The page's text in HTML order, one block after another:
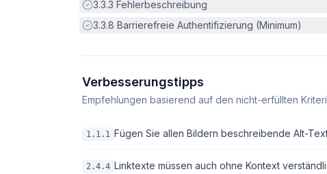
Erfüllt:
3.3.3 Fehlerbeschreibung
Erfüllt:
3.3.8 Barrierefreie Authentifizierung (Minimum)
Verbesserungstipps
Empfehlungen basierend auf den nicht-erfüllten
1.1.1 Fügen Sie allen Bildern beschreibende Alt-
2.4.4 Linktexte müssen auch ohne Kontext